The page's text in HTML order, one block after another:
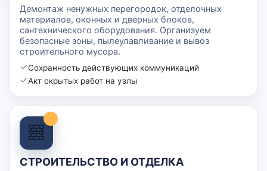
Демонтаж ненужных перегородок, отделочных
материалов, оконных и дверных блоков,
сантехнического оборудования. Организуем
безопасные зоны, пылеулавливание и вывоз
строительного мусора.
Сохранность действующих коммуникаций
Акт скрытых работ на узлы
СТРОИТЕЛЬСТВО И ОТДЕЛКА